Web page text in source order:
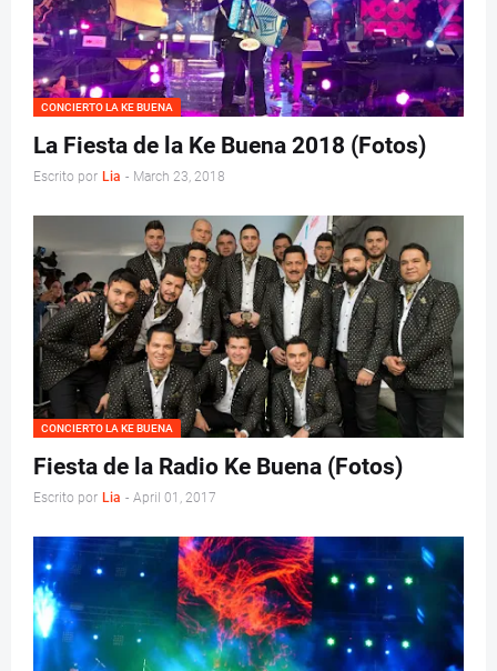
CONCIERTO LA KE BUENA
La Fiesta de la Ke Buena 2018 (Fotos)
Escrito por Lia - March 23, 2018
CONCIERTO LA KE BUENA
Fiesta de la Radio Ke Buena (Fotos)
Escrito por Lia - April 01, 2017